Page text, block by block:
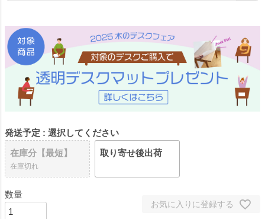
発送予定
選択してください
在庫分【最短】
在庫切れ
取り寄せ後出荷
お気に入りに登録する